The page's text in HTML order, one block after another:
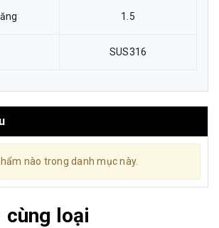
1.5
SUS316
nào trong danh mục này.
cùng loại